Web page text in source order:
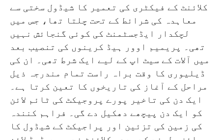
کلائنٹ کے فیکٹری کی تعمیر کا شیڈول سختی سے
معاہدہ کی شرائط کے تحت چلتا تھا، جس میں
لچکدار ایڈجسٹمنٹ کی کوئی گنجائش نہیں
تھی۔ پریمیم اوور ہیڈ کرینوں کی تنصیب بعد
میں آلات کے سیٹ اپ کے لیے ایک شرط تھی۔ ان کی
ڈیلیوری کا وقت براہ راست تمام مندرجہ ذیل
مراحل کے آغاز کی تاریخوں کا تعین کرتا ہے۔
ایک دن کی تاخیر پورے پروجیکٹ کی ٹائم لائن
کو ایک دن پیچھے دھکیل دے گی۔ فراہم کنندہ
کی زمین کی تزئین اور پراجیکٹ کے شیڈول کا